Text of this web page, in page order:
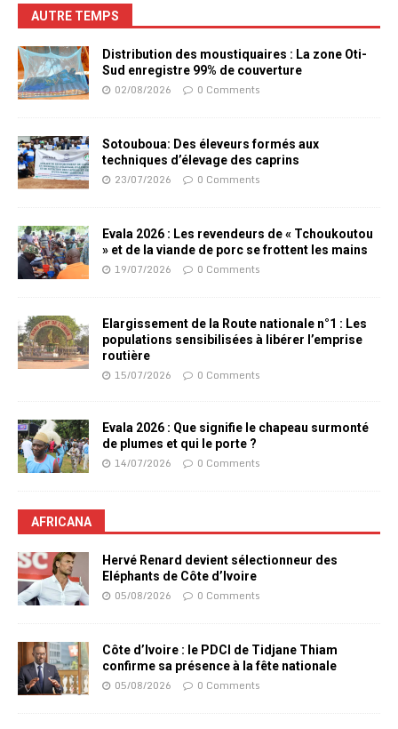
AUTRE TEMPS
Distribution des moustiquaires : La zone Oti-
Sud enregistre 99% de couverture
02/08/2026 0 Comments
Sotouboua: Des éleveurs formés aux
techniques d’élevage des caprins
23/07/2026 0 Comments
Evala 2026 : Les revendeurs de « Tchoukoutou
» et de la viande de porc se frottent les mains
19/07/2026 0 Comments
Elargissement de la Route nationale n°1 : Les
populations sensibilisées à libérer l’emprise
routière
15/07/2026 0 Comments
Evala 2026 : Que signifie le chapeau surmonté
de plumes et qui le porte ?
14/07/2026 0 Comments
AFRICANA
Hervé Renard devient sélectionneur des
Eléphants de Côte d’Ivoire
05/08/2026 0 Comments
Côte d’Ivoire : le PDCI de Tidjane Thiam
confirme sa présence à la fête nationale
05/08/2026 0 Comments